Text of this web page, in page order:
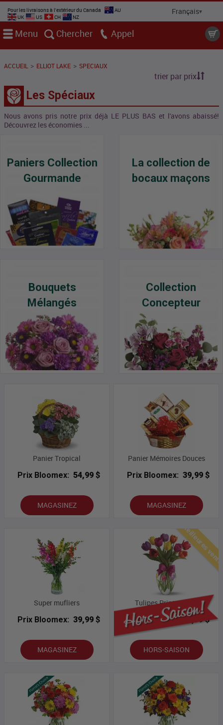
Pour les livraisons à l'extérieur du Canada
AU
UK
US CH NZ
Menu Chercher Appel
ACCUEIL > ELLIOT LAKE > SPECIAUX
trier par prix
Les Spéciaux
Nous avons pris notre prix déjà LE PLUS BAS et l'avons abaissé!
Découvrez les économies ...
Paniers Collection
Gourmande
La collection de
bocaux maçons
Bouquets
Mélangés
Collection
Concepteur
Panier Tropical
Prix Bloomex: 54,99 $
MAGASINEZ
Panier Mémoires Douces
Prix Bloomex: 39,99 $
MAGASINEZ
Super mufliers
Prix Bloomex: 39,99 $
MAGASINEZ
Meilleures
Tulipes Printanières
Prix Bloomex: 43,99 $
HORS-SAISON